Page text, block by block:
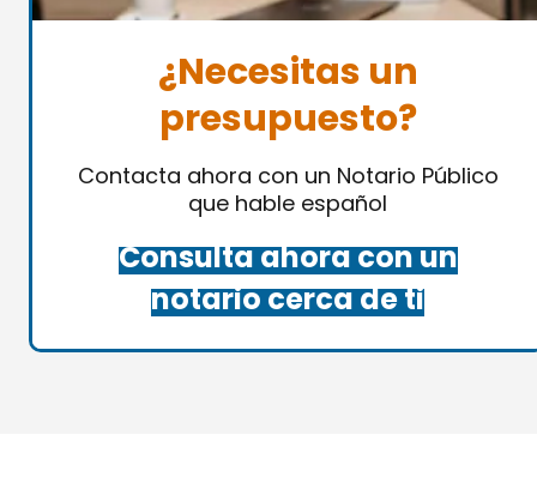
¿Necesitas un
presupuesto?
Contacta ahora con un Notario Público
que hable español
Consulta ahora con un
notario cerca de ti